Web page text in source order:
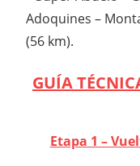
Adoquines –
(56 km).
GUÍA
Etapa 1 –